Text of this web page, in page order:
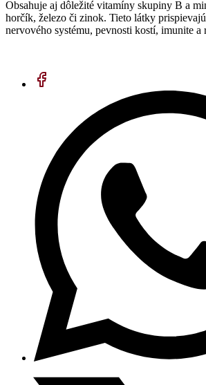
Obsahuje aj dôležité vitamíny skupiny B a
horčík, železo či zinok. Tieto látky
nervového systému, pevnosti kostí, imunite a